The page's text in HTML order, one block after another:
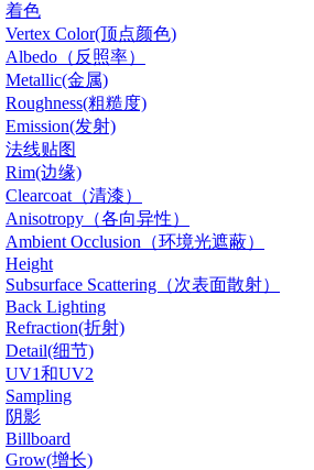
着色
Vertex Color(顶点颜色)
Albedo（反照率）
Metallic(金属)
Roughness(粗糙度)
Emission(发射)
法线贴图
Rim(边缘)
Clearcoat（清漆）
Anisotropy（各向异性）
Ambient Occlusion（环境光遮蔽）
Height
Subsurface Scattering（次表面散射）
Back Lighting
Refraction(折射)
Detail(细节)
UV1和UV2
Sampling
阴影
Billboard
Grow(增长)